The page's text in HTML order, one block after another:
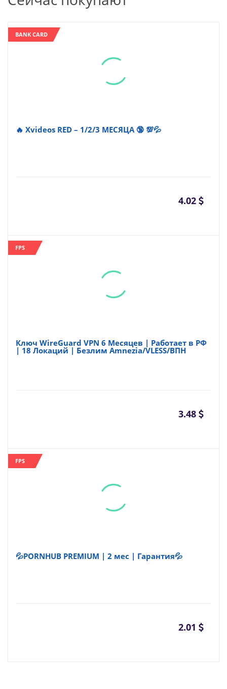
BANK CARD
🔥 Xvideos RED – 1/2/3 МЕСЯЦА 🔞 💯💦
4.02
FPS
Ключ WireGuard VPN 6 Месяцев | Работает в РФ
| 18 Локаций | Безлим Amnezia/VLESS/ВПН
3.48
FPS
💦PORNHUB PREMIUM | 2 мес | Гарантия💦
2.01